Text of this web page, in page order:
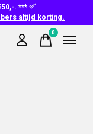
. ***
altijd korting.
0items